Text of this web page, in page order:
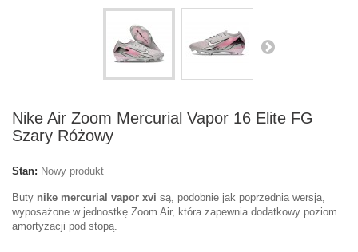
Nike Air Zoom Mercurial Vapor 16 Elite FG
Szary Różowy
Stan: Nowy produkt
Buty nike mercurial vapor xvi są, podobnie jak poprzednia wersja,
wyposażone w jednostkę Zoom Air, która zapewnia dodatkowy poziom
amortyzacji pod stopą.